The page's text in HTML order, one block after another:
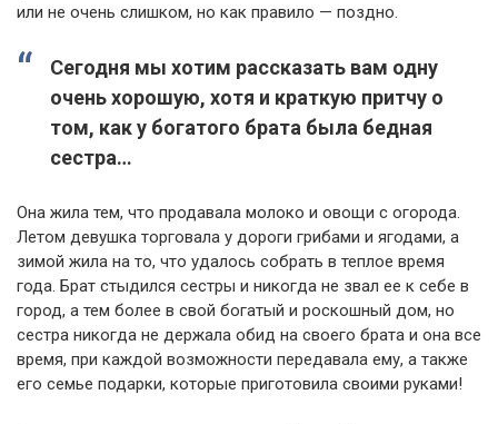
или не очень слишком, но как правило — поздно.
Сегодня мы хотим рассказать вам одну
очень хорошую, хотя и краткую притчу о
том, как у богатого брата была бедная
сестра…
Она жила тем, что продавала молоко и овощи с огорода.
Летом девушка торговала у дороги грибами и ягодами, а
зимой жила на то, что удалось собрать в теплое время
года. Брат стыдился сестры и никогда не звал ее к себе в
город, а тем более в свой богатый и роскошный дом, но
сестра никогда не держала обид на своего брата и она все
время, при каждой возможности передавала ему, а также
его семье подарки, которые приготовила своими руками!